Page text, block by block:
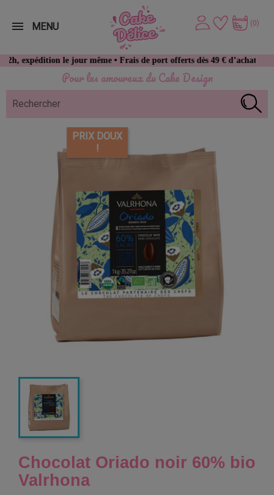
Pour les amoureux du Cake Design
le jour même • Frais de port offerts dès 49 € d’achat
(0)
MENU
PRIX DOUX
!
Chocolat Oriado noir 60% bio
Valrhona